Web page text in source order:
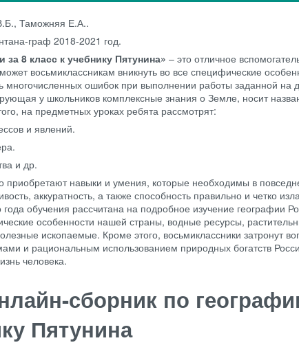
Таможняя Е.А..
граф 2018-2021 год.
за 8 класс к учебнику Пятунина» – это отличное
восьмиклассникам вникнуть во все специфические
многочисленных ошибок при выполнении работы заданной на
у школьников комплексные знания о Земле, носит
на предметных уроках ребята рассмотрят:
и явлений.
и др.
приобретают навыки и умения, которые необходимы в
аккуратность, а также способность правильно и четко
обучения рассчитана на подробное изучение географии
особенности нашей страны, водные ресурсы,
ископаемые. Кроме этого, восьмиклассники затронут
и рациональным использованием природных богатств
человека.
сборник по
Пятунина